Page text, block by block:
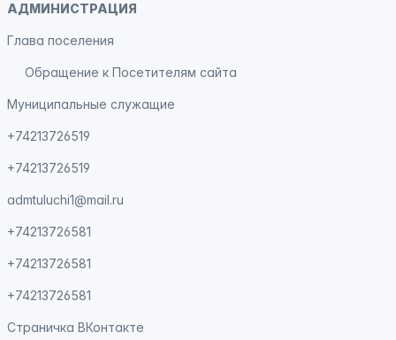
АДМИНИСТРАЦИЯ
Глава поселения
Обращение к Посетителям сайта
Муниципальные служащие
+74213726519
+74213726519
admtuluchi1@mail.ru
+74213726581
+74213726581
+74213726581
Страничка ВКонтакте